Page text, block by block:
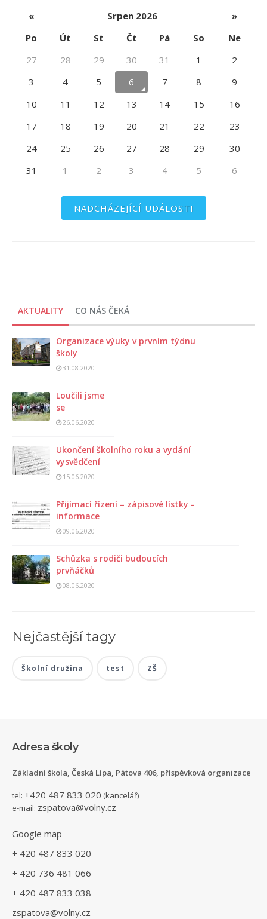
« Srpen 2026
»
Po
Út St Čt Pá So
Ne
27
28 29 30 31 1
2
3
4 5 6 7 8
9
10
11 12 13 14 15
16
17
18 19 20 21 22
23
24
25 26 27 28 29
30
31
1 2 3 4 5 6
NADCHÁZEJÍCÍ UDÁLOSTI
AKTUALITY CO NÁS ČEKÁ
Organizace výuky v prvním týdnu
školy
31.08.2020
Loučili jsme
se
26.06.2020
Ukončení školního roku a vydání
vysvědčení
15.06.2020
Přijímací řízení – zápisové lístky -
informace
09.06.2020
Schůzka s rodiči budoucích
prvňáčků
08.06.2020
Nejčastější tagy
Školní družina test ZŠ
Adresa školy
Základní škola, Česká Lípa, Pátova 406, příspěvková organizace
tel: +420 487 833 020 (kancelář)
e-mail: zspatova@volny.cz
Google map
+ 420 487 833 020
+ 420 736 481 066
+ 420 487 833 038
zspatova@volny.cz